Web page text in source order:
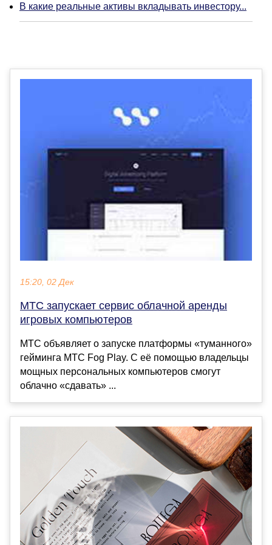
В какие реальные активы вкладывать инвестору...
15:20, 02 Дек
МТС запускает сервис облачной аренды
игровых компьютеров
МТС объявляет о запуске платформы «туманного»
гейминга МТС Fog Play. С её помощью владельцы
мощных персональных компьютеров смогут
облачно «сдавать» ...